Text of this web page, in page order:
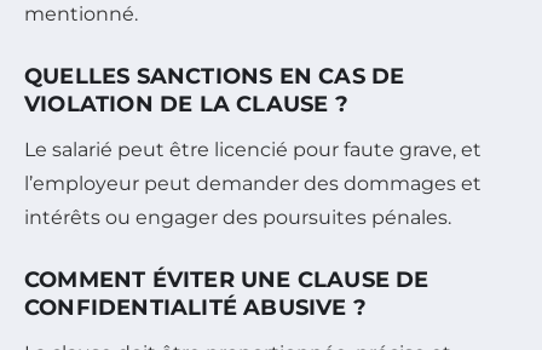
mentionné.
QUELLES SANCTIONS EN CAS DE
VIOLATION DE LA CLAUSE ?
Le salarié peut être licencié pour faute grave, et
l’employeur peut demander des dommages et
intérêts ou engager des poursuites pénales.
COMMENT ÉVITER UNE CLAUSE DE
CONFIDENTIALITÉ ABUSIVE ?